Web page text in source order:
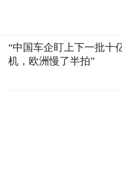
“中国车企盯上下一批十
机，欧洲慢了半拍”